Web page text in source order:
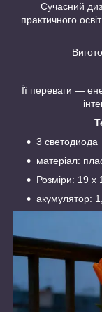
Сучасний
практичного
Її переваги —
3 светодиода
матеріал:
Розміри: 19 x
акумулятор: